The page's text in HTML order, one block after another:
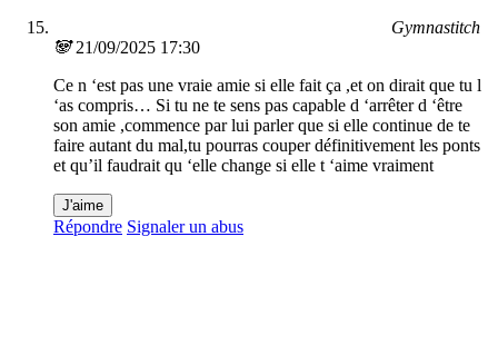
Gymnastitch
🐼 21/09/2025 17:30
Ce n ‘est pas une vraie amie si elle fait ça ,et on dirait que tu l
‘as compris… Si tu ne te sens pas capable d ‘arrêter d ‘être
son amie ,commence par lui parler que si elle continue de te
faire autant du mal,tu pourras couper définitivement les ponts
et qu’il faudrait qu ‘elle change si elle t ‘aime vraiment
J'aime
Répondre Signaler un abus